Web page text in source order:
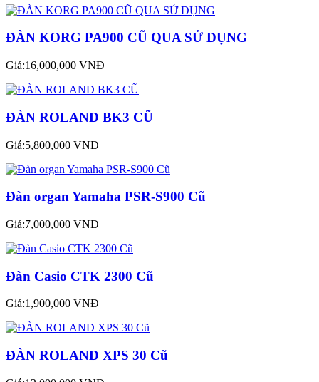
ĐÀN KORG PA900 CŨ QUA SỬ DỤNG
Giá:16,000,000 VNĐ
ĐÀN ROLAND BK3 CŨ
Giá:5,800,000 VNĐ
Đàn organ Yamaha PSR-S900 Cũ
Giá:7,000,000 VNĐ
Đàn Casio CTK 2300 Cũ
Giá:1,900,000 VNĐ
ĐÀN ROLAND XPS 30 Cũ